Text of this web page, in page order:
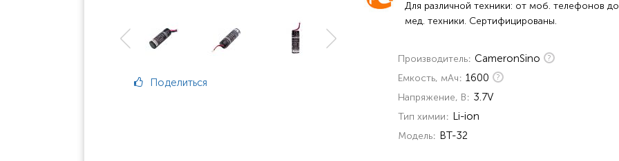
Поделиться
Для различной техники: от моб. телефонов до
мед. техники. Сертифицированы.
Производитель CameronSino
Емкость, мАч 1600
Напряжение, В 3.7V
Тип химии Li-ion
Модель BT-32